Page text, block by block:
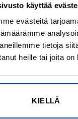
käyttää
evästeitä
tietoja
heille tai joita
KIELLÄ
Add to